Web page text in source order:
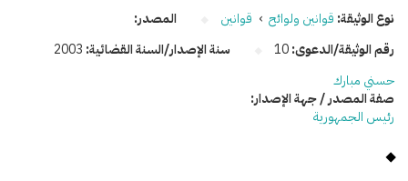
نوع الوثيقة: قوانين ولوائح › قوانين
رقم الوثيقة/الدعوى:10 سنة الإصدار/السنة القضائية: 2003
المصدر:
حسني مبارك
صفة المصدر / جهة الإصدار:
رئيس الجمهورية